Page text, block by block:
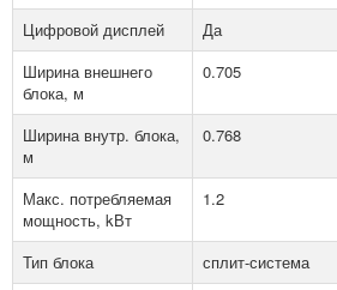
Цифровой дисплей
Да
Ширина внешнего
блока, м
0.705
Ширина внутр. блока,
м
0.768
Макс. потребляемая
мощность, kВт
1.2
Тип блока
сплит-система